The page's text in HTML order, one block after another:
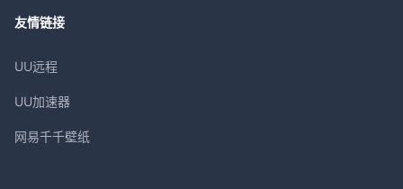
友情链接
UU远程
UU加速器
网易千千壁纸